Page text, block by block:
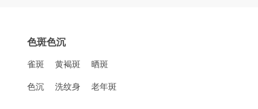
色斑色沉
雀斑 黄褐斑 晒斑
色沉 洗纹身 老年斑